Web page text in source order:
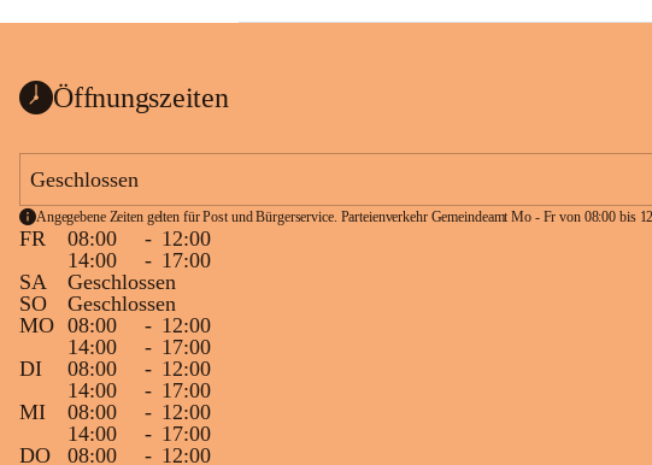
Öffnungszeiten
Geschlossen
Angegebene Zeiten gelten für Post und Bürgerservice. Parteienverkehr Gemeindeamt Mo - Fr von 08:00 bis
FR 08:00 - 12:00
14:00
- 17:00
SA
Geschlossen
SO
Geschlossen
MO 08:00 - 12:00
14:00
- 17:00
DI
08:00 - 12:00
14:00
- 17:00
MI
08:00 - 12:00
14:00
- 17:00
DO
08:00 - 12:00